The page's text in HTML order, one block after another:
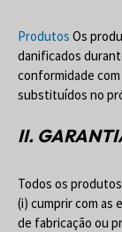
Produtos Os
danificados
conformidade
substituídos no
II.
Todos os
(i) cumprir com as
de fabricação ou